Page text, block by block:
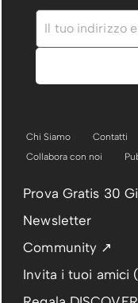
Chi Siamo Contatti
Collabora con noi
Prova Gratis 30
Newsletter
Community ↗
Invita i tuoi amici